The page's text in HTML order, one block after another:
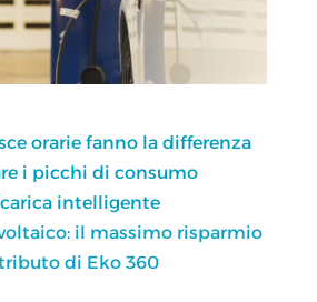
orarie fanno la differenza
i picchi di consumo
intelligente
il massimo risparmio
di Eko 360